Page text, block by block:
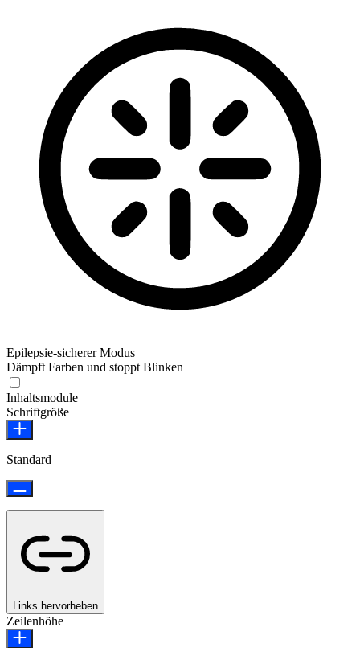
Epilepsie-sicherer Modus
Dämpft Farben und stoppt Blinken
Inhaltsmodule
Schriftgröße
Standard
Links hervorheben
Zeilenhöhe